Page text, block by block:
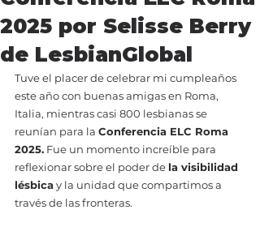
2025 por Selisse Berry
de LesbianGlobal
Tuve el placer de celebrar mi cumpleaños
este año con buenas amigas en Roma,
Italia, mientras casi 800 lesbianas se
reunían para la Conferencia ELC Roma
2025. Fue un momento increíble para
reflexionar sobre el poder de la visibilidad
lésbica y la unidad que compartimos a
través de las fronteras.